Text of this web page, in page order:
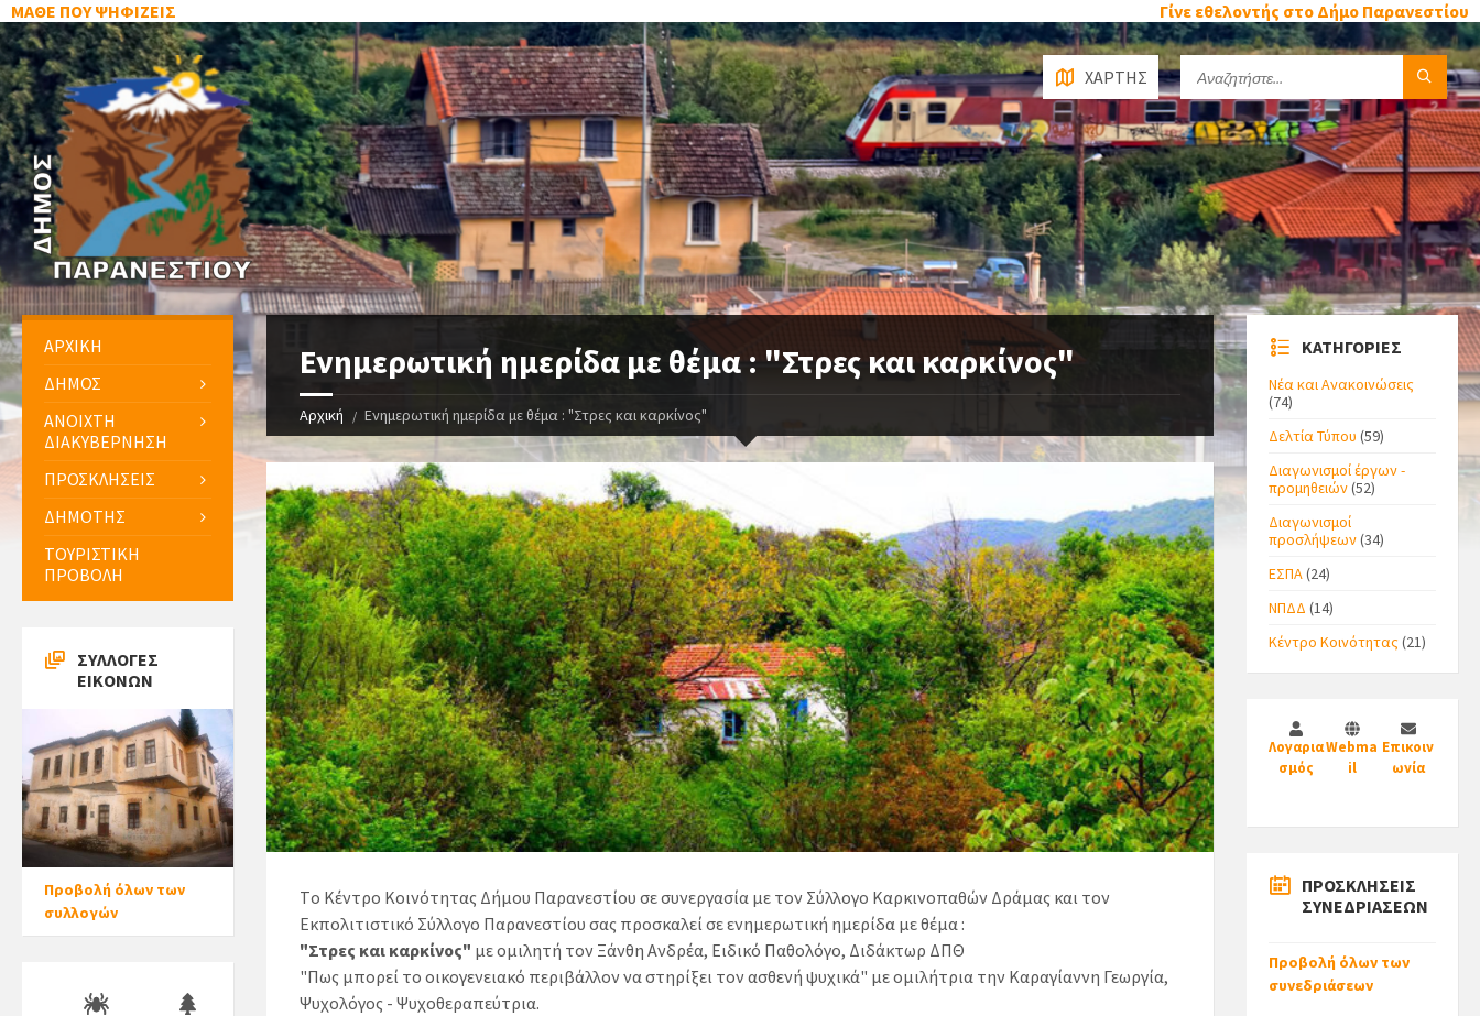
ΜΑΘΕ ΠΟΥ ΨΗΦΙΖΕΙΣ Γίνε εθελοντής στο Δήμο Παρανεστίου
ΧΑΡΤΗΣ
Ενημερωτική ημερίδα με θέμα : "Στρες και καρκίνος"
Αρχική Ενημερωτική ημερίδα με θέμα : "Στρες και καρκίνος"
Τo Kέντρο Κοινότητας Δήμου Παρανεστίου σε συνεργασία με τον Σύλλογο Καρκινοπαθών Δράμας και τον
Εκπολιτιστικό Σύλλογο Παρανεστίου σας προσκαλεί σε ενημερωτική ημερίδα με θέμα :
"Στρες και καρκίνος" με ομιλητή τον Ξάνθη Ανδρέα, Ειδικό Παθολόγο, Διδάκτωρ ΔΠΘ
"Πως μπορεί το οικογενειακό περιβάλλον να στηρίξει τον ασθενή ψυχικά" με ομιλήτρια την Καραγίαννη Γεωργία,
Ψυχολόγος - Ψυχοθεραπεύτρια.
ΑΡΧΙΚΗ
ΔΗΜΟΣ
ΑΝΟΙΧΤΗ
ΔΙΑΚΥΒΕΡΝΗΣΗ
ΠΡΟΣΚΛΗΣΕΙΣ
ΔΗΜΟΤΗΣ
ΤΟΥΡΙΣΤΙΚΗ
ΠΡΟΒΟΛΗ
ΣΥΛΛΟΓΕΣ
ΕΙΚΟΝΩΝ
Προβολή όλων των
συλλογών
ΚΑΤΗΓΟΡΙΕΣ
Νέα και Ανακοινώσεις
(74)
Δελτία Τύπου (59)
Διαγωνισμοί έργων -
προμηθειών(52)
Διαγωνισμοί
προσλήψεων(34)
ΕΣΠΑ(24)
ΝΠΔΔ (14)
Κέντρο Κοινότητας(21)
Λογαρια
σμός
Webma
il
Επικοιν
ωνία
ΠΡΟΣΚΛΗΣΕΙΣ
ΣΥΝΕΔΡΙΑΣΕΩΝ
Προβολή όλων των
συνεδριάσεων